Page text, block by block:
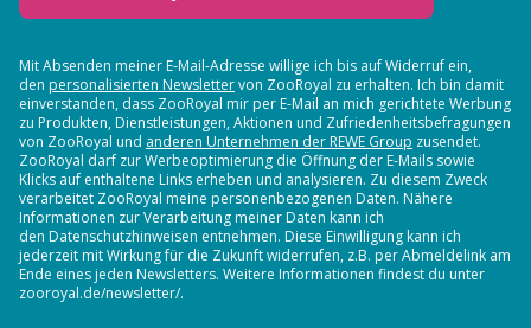
Mit Absenden meiner E-Mail-Adresse willige ich bis auf Widerruf ein,
den personalisierten Newslettervon ZooRoyal zu erhalten. Ich bin damit
einverstanden, dass ZooRoyal mir per E-Mail an mich gerichtete Werbung
zu Produkten, Dienstleistungen, Aktionen und Zufriedenheitsbefragungen
von ZooRoyal und anderen Unternehmen der REWE Group zusendet.
ZooRoyal darf zur Werbeoptimierung die Öffnung der E-Mails sowie
Klicks auf enthaltene Links erheben und analysieren. Zu diesem Zweck
verarbeitet ZooRoyal meine personenbezogenen Daten. Nähere
Informationen zur Verarbeitung meiner Daten kann ich
den Datenschutzhinweisen entnehmen. Diese Einwilligung kann ich
jederzeit mit Wirkung für die Zukunft widerrufen, z.B. per Abmeldelink am
Ende eines jeden Newsletters. Weitere Informationen findest du unter
zooroyal.de/newsletter/.